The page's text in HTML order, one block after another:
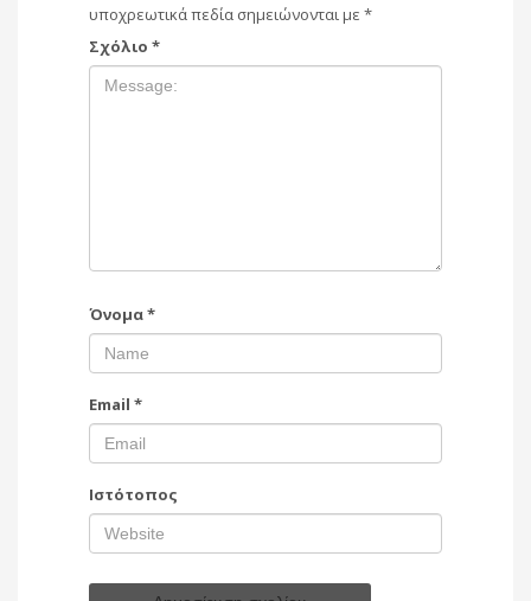
υποχρεωτικά πεδία σημειώνονται με *
Σχόλιο *
Όνομα*
Email *
Ιστότοπος